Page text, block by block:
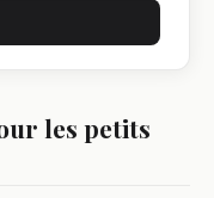
les petits